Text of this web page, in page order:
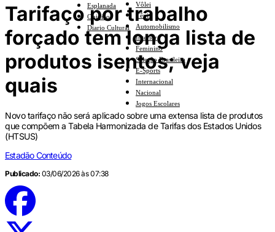
Vôlei
Tênis
Automobilismo
Interior
Feminino
Seleção Brasileira
E-Sports
Internacional
Nacional
Jogos Escolares
Esplanada
Opinião
Diario Cultural
Tarifaço por trabalho
forçado tem longa lista de
produtos isentos; veja
quais
Novo tarifaço não será aplicado sobre uma extensa lista de produtos
que compõem a Tabela Harmonizada de Tarifas dos Estados Unidos
(HTSUS)
Estadão Conteúdo
Publicado: 03/06/2026 às 07:38